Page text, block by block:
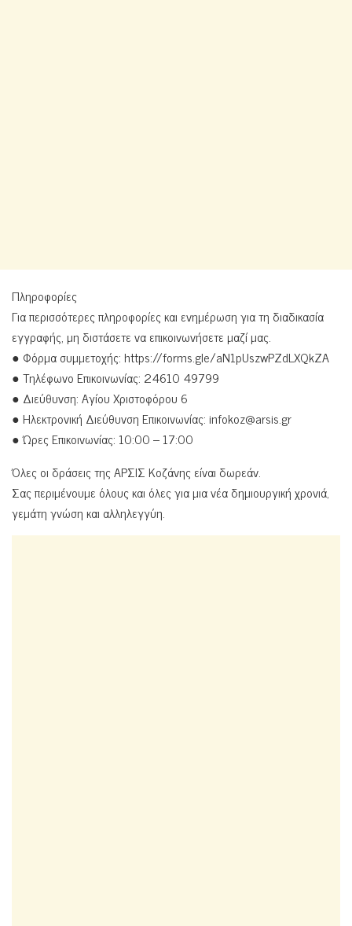
Πληροφορίες
Για περισσότερες πληροφορίες και ενημέρωση για τη διαδικασία
εγγραφής, μη διστάσετε να επικοινωνήσετε μαζί μας.
● Φόρμα συμμετοχής: https://forms.gle/aN1pUszwPZdLXQkZA
● Τηλέφωνο Επικοινωνίας: 24610 49799
● Διεύθυνση: Αγίου Χριστοφόρου 6
● Ηλεκτρονική Διεύθυνση Επικοινωνίας: infokoz@arsis.gr
● Ώρες Επικοινωνίας: 10:00 – 17:00
Όλες οι δράσεις της ΑΡΣΙΣ Κοζάνης είναι δωρεάν.
Σας περιμένουμε όλους και όλες για μια νέα δημιουργική χρονιά,
γεμάτη γνώση και αλληλεγγύη.